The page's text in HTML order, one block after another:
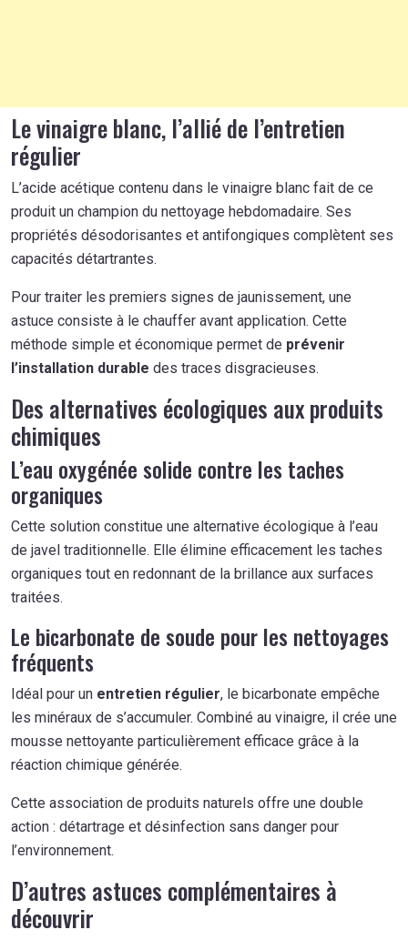
Le vinaigre blanc, l’allié de l’entretien
régulier
L’acide acétique contenu dans le vinaigre blanc fait de ce
produit un champion du nettoyage hebdomadaire. Ses
propriétés désodorisantes et antifongiques complètent ses
capacités détartrantes.
Pour traiter les premiers signes de jaunissement, une
astuce consiste à le chauffer avant application. Cette
méthode simple et économique permet de prévenir
l’installation durable des traces disgracieuses.
Des alternatives écologiques aux produits
chimiques
L’eau oxygénée solide contre les taches
organiques
Cette solution constitue une alternative écologique à l’eau
de javel traditionnelle. Elle élimine efficacement les taches
organiques tout en redonnant de la brillance aux surfaces
traitées.
Le bicarbonate de soude pour les nettoyages
fréquents
Idéal pour un entretien régulier, le bicarbonate empêche
les minéraux de s’accumuler. Combiné au vinaigre, il crée une
mousse nettoyante particulièrement efficace grâce à la
réaction chimique générée.
Cette association de produits naturels offre une double
action : détartrage et désinfection sans danger pour
l’environnement.
D’autres astuces complémentaires à
découvrir